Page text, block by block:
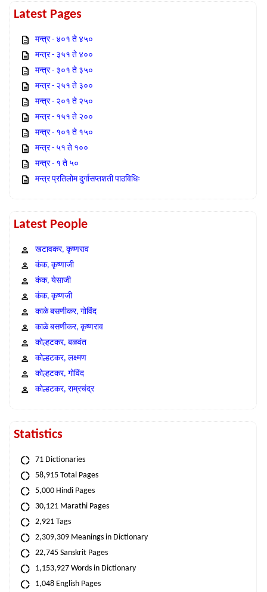
Latest Pages
मन्त्र - ४०१ ते ४५०
मन्त्र - ३५१ ते ४००
मन्त्र - ३०१ ते ३५०
मन्त्र - २५१ ते ३००
मन्त्र - २०१ ते २५०
मन्त्र - १५१ ते २००
मन्त्र - १०१ ते १५०
मन्त्र - ५१ ते १००
मन्त्र - १ ते ५०
मन्त्र प्रतिलोम दुर्गासप्तशती पाठविधिः
Latest People
खटावकर, कृष्णराव
कंक, कृष्णाजी
कंक, येसाजी
कंक, कृष्णजी
काळे बसणीकर, गोविंद
काळे बसणीकर, कृष्णराव
कोल्हटकर, बळवंत
कोल्हटकर, लक्ष्मण
कोल्हटकर, गोविंद
कोल्हटकर, राम्रचंद्र
Statistics
71 Dictionaries
58,915 Total Pages
5,000 Hindi Pages
30,121 Marathi Pages
2,921 Tags
2,309,309 Meanings in Dictionary
22,745 Sanskrit Pages
1,153,927 Words in Dictionary
1,048 English Pages